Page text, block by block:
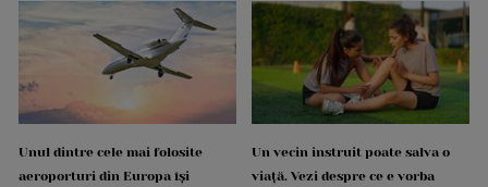
Unul dintre cele mai folosite
aeroporturi din Europa își
Un vecin instruit poate salva o
viață. Vezi despre ce e vorba